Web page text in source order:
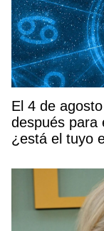
El 4 de
después para
¿está el tuyo